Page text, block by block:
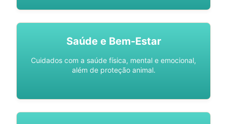
Saúde e Bem-Estar
Cuidados com a saúde física, mental e emocional,
além de proteção animal.